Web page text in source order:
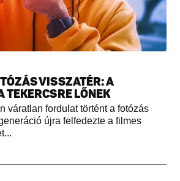
VISSZATÉR: A
TEKERCSRE LŐNEK
váratlan fordulat történt a fotózás
újra felfedezte a filmes